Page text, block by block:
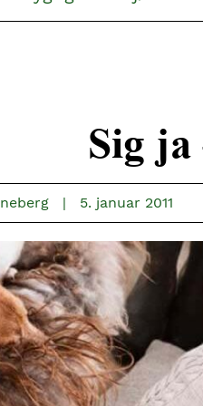
Sig
| 5. januar 2011